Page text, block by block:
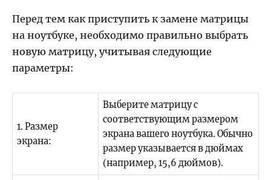
Перед тем как приступить к замене матрицы
на ноутбуке, необходимо правильно выбрать
новую матрицу, учитывая следующие
параметры:
1. Размер
экрана:
Выберите матрицу с
соответствующим размером
экрана вашего ноутбука. Обычно
размер указывается в дюймах
(например, 15,6 дюймов).